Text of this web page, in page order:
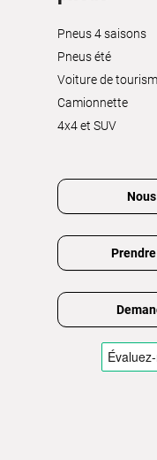
Pneus 4 saisons
Pneus été
Voiture de
Camionnette
4x4 et SUV